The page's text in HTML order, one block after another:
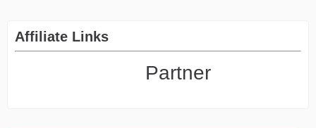
Affiliate Links
Partner